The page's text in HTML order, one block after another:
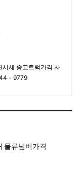
시세 중고트럭가격 사
- 9779
물류넘버가격